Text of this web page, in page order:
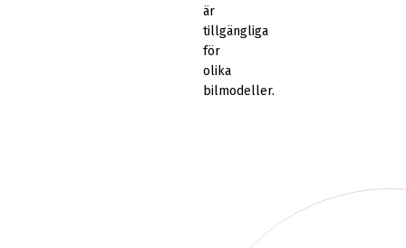
är
tillgängliga
för
olika
bilmodeller.